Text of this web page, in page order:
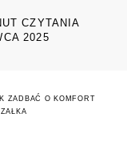
CZYTANIA
2025
ZADBAĆ O KOMFORT